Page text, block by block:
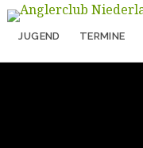
JUGEND TERMINE